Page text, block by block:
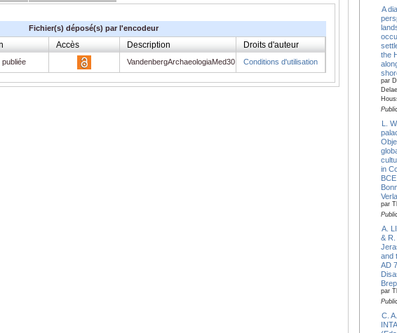
Fichier(s) déposé(s) par l'encodeur
Accès Description Droits d'auteur
publiée VandenbergArchaeologiaMed30 Conditions d'utilisation
A
the
par
L.
in
par
A.
& R.
and
AD
par
C.